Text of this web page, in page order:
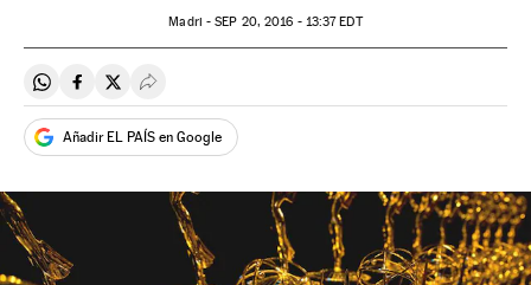
Madri -SEP 20, 2016 - 13:37EDT
Compartir en Whatsapp
Compartir en Facebook
Compartir en Twitter
Desplegar Redes Sociales
Añadir EL PAÍS en Google